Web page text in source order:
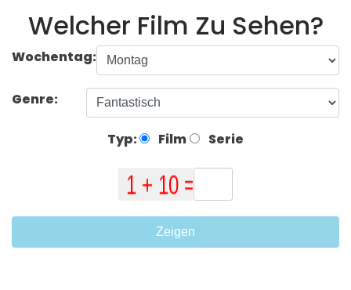
Welcher Film Zu Sehen?
Wochentag:
Genre:
Typ: Film Serie
Zeigen